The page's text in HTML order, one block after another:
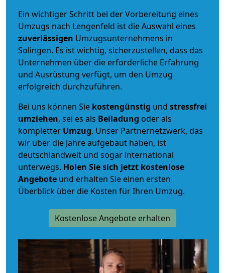
Ein wichtiger Schritt bei der Vorbereitung eines
Umzugs nach Lengenfeld ist die Auswahl eines
zuverlässigen Umzugsunternehmens in
Solingen. Es ist wichtig, sicherzustellen, dass das
Unternehmen über die erforderliche Erfahrung
und Ausrüstung verfügt, um den Umzug
erfolgreich durchzuführen.
Bei uns können Sie kostengünstig und stressfrei
umziehen, sei es als Beiladung oder als
kompletter Umzug. Unser Partnernetzwerk, das
wir über die Jahre aufgebaut haben, ist
deutschlandweit und sogar international
unterwegs. Holen Sie sich jetzt kostenlose
Angebote und erhalten Sie einen ersten
Überblick über die Kosten für Ihren Umzug.
Kostenlose Angebote erhalten